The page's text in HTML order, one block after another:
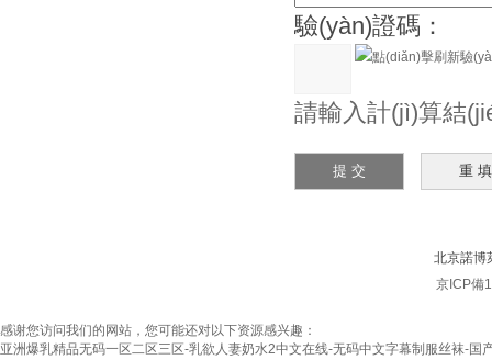
驗(yàn)證碼：
請輸入計(jì)算結
北京諾博
京ICP備
感谢您访问我们的网站，您可能还对以下资源感兴趣：
亚洲爆乳精品无码一区二区三区-乳欲人妻奶水2中文在线-无码中文字幕制服丝袜-